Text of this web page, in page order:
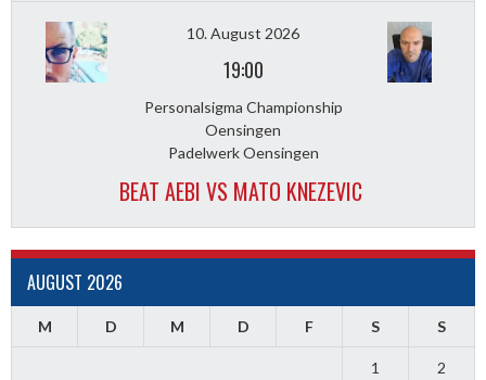
10. August 2026
19:00
Personalsigma Championship
Oensingen
Padelwerk Oensingen
BEAT AEBI VS MATO KNEZEVIC
AUGUST 2026
M D M D F S S
1 2